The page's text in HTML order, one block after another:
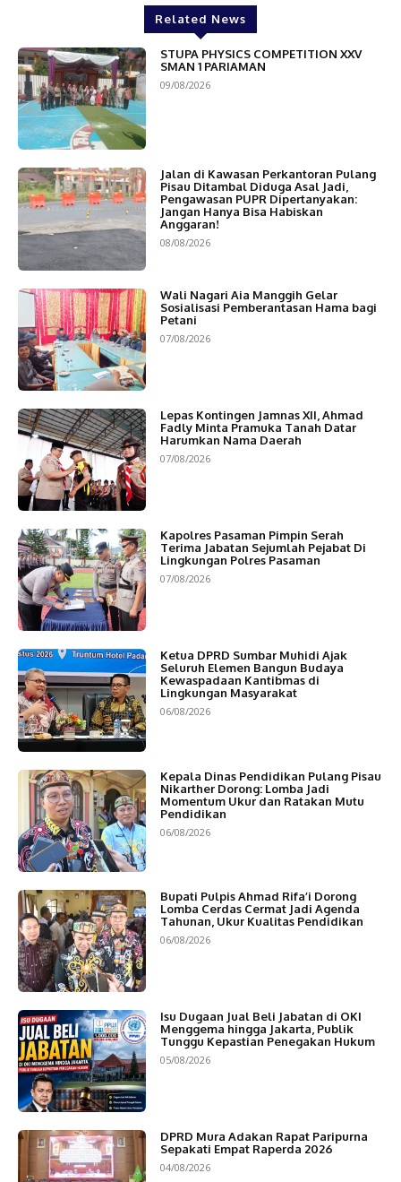
Related News
STUPA PHYSICS COMPETITION XXV
SMAN 1 PARIAMAN
09/08/2026
Jalan di Kawasan Perkantoran Pulang
Pisau Ditambal Diduga Asal Jadi,
Pengawasan PUPR Dipertanyakan:
Jangan Hanya Bisa Habiskan
Anggaran!
08/08/2026
Wali Nagari Aia Manggih Gelar
Sosialisasi Pemberantasan Hama bagi
Petani
07/08/2026
Lepas Kontingen Jamnas XII, Ahmad
Fadly Minta Pramuka Tanah Datar
Harumkan Nama Daerah
07/08/2026
Kapolres Pasaman Pimpin Serah
Terima Jabatan Sejumlah Pejabat Di
Lingkungan Polres Pasaman
07/08/2026
Ketua DPRD Sumbar Muhidi Ajak
Seluruh Elemen Bangun Budaya
Kewaspadaan Kantibmas di
Lingkungan Masyarakat
06/08/2026
Kepala Dinas Pendidikan Pulang Pisau
Nikarther Dorong: Lomba Jadi
Momentum Ukur dan Ratakan Mutu
Pendidikan
06/08/2026
Bupati Pulpis Ahmad Rifa’i Dorong
Lomba Cerdas Cermat Jadi Agenda
Tahunan, Ukur Kualitas Pendidikan
06/08/2026
Isu Dugaan Jual Beli Jabatan di OKI
Menggema hingga Jakarta, Publik
Tunggu Kepastian Penegakan Hukum
05/08/2026
DPRD Mura Adakan Rapat Paripurna
Sepakati Empat Raperda 2026
04/08/2026